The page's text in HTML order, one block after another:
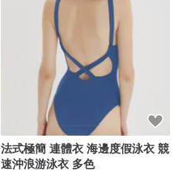
法式極簡 連體衣 海邊度假泳衣 競
速沖浪游泳衣 多色